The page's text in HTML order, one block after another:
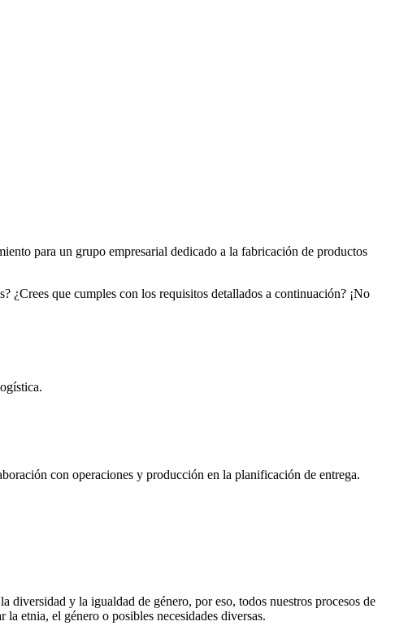
para un grupo empresarial dedicado a la fabricación de productos
¿Crees que cumples con los requisitos detallados a continuación? ¡No
con operaciones y producción en la planificación de entrega.
diversidad y la igualdad de género, por eso, todos nuestros procesos de
etnia, el género o posibles necesidades diversas.